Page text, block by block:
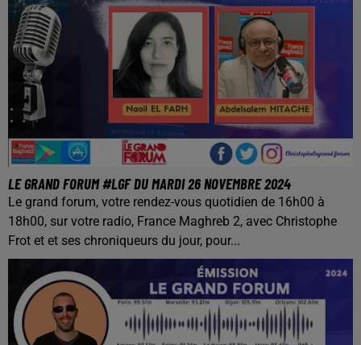
LE GRAND FORUM #LGF DU MARDI 26 NOVEMBRE 2024
Le grand forum, votre rendez-vous quotidien de 16h00 à
18h00, sur votre radio, France Maghreb 2, avec Christophe
Frot et et ses chroniqueurs du jour, pour...